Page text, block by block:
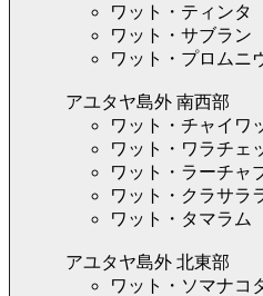
ワット・ティンタ
ワット・サブラン
ワット・プロムニ
アユタヤ島外 南西部
ワット・チャイワ
ワット・ワラチェ
ワット・ラーチャ
ワット・クラサラ
ワット・タマラム
アユタヤ島外 北東部
ワット・ソマナコ